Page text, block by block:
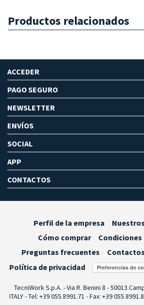
Productos relacionados
ACCEDER
PAGO SEGURO
NEWSLETTER
ENVÍOS
SOCIAL
APP
CONTACTOS
Perfil de la empresa
Cómo comprar
Condiciones
Preguntas frecuentes
Contactos
Política de privacidad
Preferencias de
TecniWork S.p.A. - Via R. Benini 8 - 50013
ITALY - Tel: +39 055.8991.71 - Fax: +39